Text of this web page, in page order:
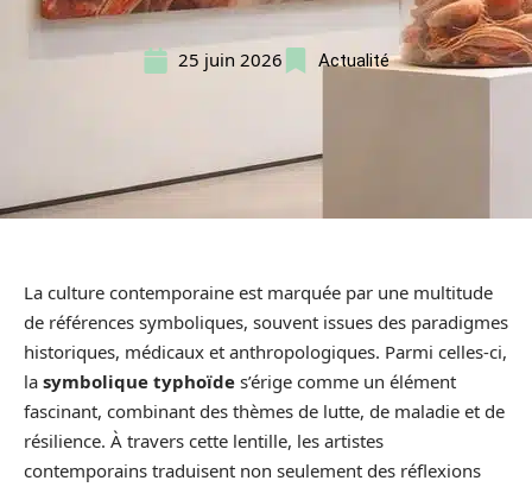
25 juin 2026 Actualité
La culture contemporaine est marquée par une multitude
de références symboliques, souvent issues des paradigmes
historiques, médicaux et anthropologiques. Parmi celles-ci,
la symbolique typhoïde s’érige comme un élément
fascinant, combinant des thèmes de lutte, de maladie et de
résilience. À travers cette lentille, les artistes
contemporains traduisent non seulement des réflexions